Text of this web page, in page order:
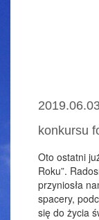
konkursu
Oto ostatni
Roku”.
przyniosła
spacery,
się do życia